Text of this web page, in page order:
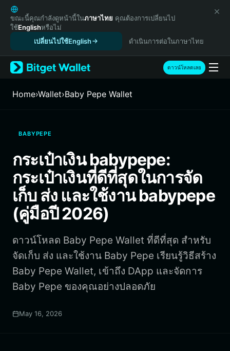
English
日本語
Tiếng Việt
Español (Latinoamérica)
Türkçe
Français
繁體中文
Bahasa Indonesia
ภาษาไทย
हिन्दी
Español
Português (Brasil)
ขณะนี้คุณกำลังดูหน้านี้ในภาษาไทย คุณต้องการเปลี่ยนไป
ใช้Englishหรือไม่
เปลี่ยนไปใช้English
ดำเนินการต่อในภาษาไทย
ดาวน์โหลดเลย
Home›Wallet›Baby Pepe Wallet
BABYPEPE
กระเป๋าเงิน babypepe:
กระเป๋าเงินที่ดีที่สุดในการจัด
เก็บ ส่ง และใช้งาน babypepe
(คู่มือปี 2026)
ดาวน์โหลด Baby Pepe Wallet ที่ดีที่สุด สำหรับ
จัดเก็บ ส่ง และใช้งาน Baby Pepe เรียนรู้วิธีสร้าง
Baby Pepe Wallet, เข้าถึง DApp และจัดการ
Baby Pepe ของคุณอย่างปลอดภัย
May 16, 2026